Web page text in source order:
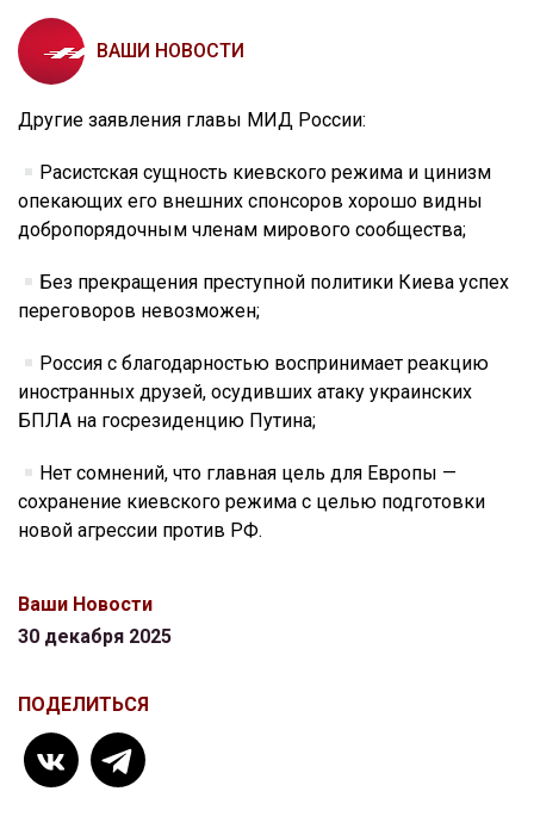
ВАШИ НОВОСТИ
Другие заявления главы МИД России:
Расистская сущность киевского режима и цинизм
опекающих его внешних спонсоров хорошо видны
добропорядочным членам мирового сообщества;
Без прекращения преступной политики Киева успех
переговоров невозможен;
Россия с благодарностью воспринимает реакцию
иностранных друзей, осудивших атаку украинских
БПЛА на госрезиденцию Путина;
Нет сомнений, что главная цель для Европы —
сохранение киевского режима с целью подготовки
новой агрессии против РФ.
Ваши Новости
30 декабря 2025
ПОДЕЛИТЬСЯ